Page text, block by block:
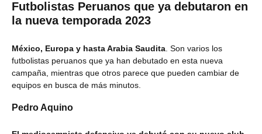
Futbolistas Peruanos que ya debutaron en
la nueva temporada 2023
México, Europa y hasta Arabia Saudita . Son varios los
futbolistas peruanos que ya han debutado en esta nueva
campaña, mientras que otros parece que pueden cambiar de
equipos en busca de más minutos.
Pedro Aquino